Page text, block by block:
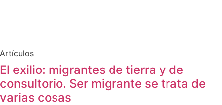
Artículos
El exilio: migrantes de tierra y de
consultorio. Ser migrante se trata de
varias cosas